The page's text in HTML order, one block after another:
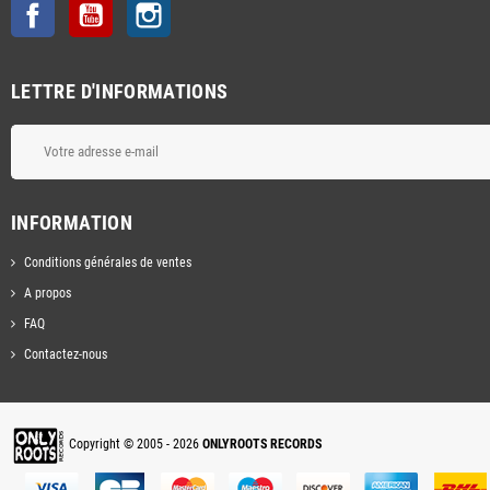
Facebook YouTube
LETTRE D'INFORMATIONS
INFORMATION
Conditions générales de ventes
A propos
FAQ
Contactez-nous
Copyright © 2005 - 2026 ONLYROOTS RECORDS